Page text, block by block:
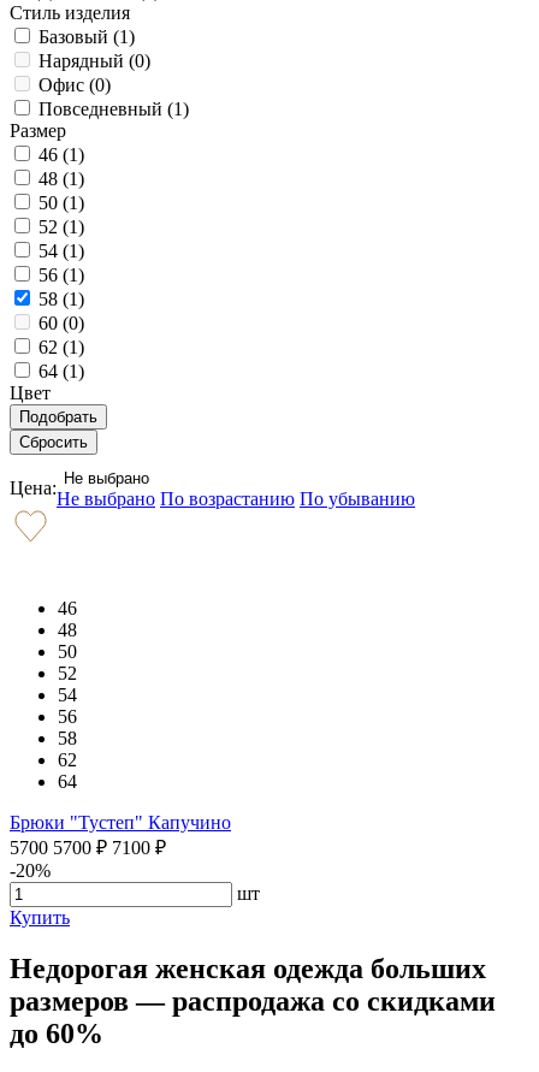
Стиль изделия
Базовый (1)
Нарядный (0)
Офис (0)
Повседневный (1)
Размер
46 (1)
48 (1)
50 (1)
52 (1)
54 (1)
56 (1)
58 (1)
60 (0)
62 (1)
64 (1)
Цвет
Цена: Не выбрано
Не выбрано По возрастанию По убыванию
46
48
50
52
54
56
58
62
64
Брюки "Тустеп" Капучино
5700 5700 ₽ 7100 ₽
-20%
шт
Купить
Недорогая женская одежда больших
размеров — распродажа со скидками
до 60%